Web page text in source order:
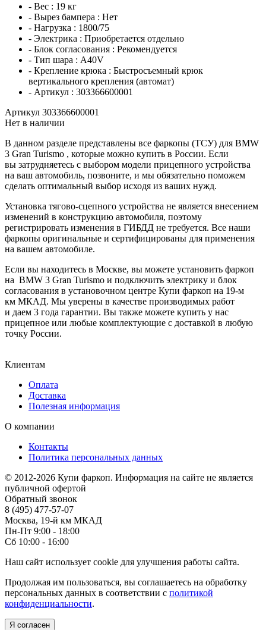
- Вес : 19 кг
- Вырез бампера : Нет
- Нагрузка : 1800/75
- Электрика : Приобретается отдельно
- Блок согласования : Рекомендуется
- Тип шара : A40V
- Крепление крюка : Быстросъемный крюк
вертикального крепления (автомат)
- Артикул : 303366600001
Артикул 303366600001
Нет в наличии
В данном разделе представлены все фаркопы (ТСУ) для BMW
3 Gran Turismo , которые можно купить в России. Если
вы затрудняетесь с выбором модели прицепного устройства
на ваш автомобиль, позвоните, и мы обязательно поможем
сделать оптимальный выбор исходя из ваших нужд.
Установка тягово-сцепного устройства не является внесением
изменений в конструкцию автомобиля, поэтому
регистрировать изменения в ГИБДД не требуется. Все наши
фаркопы оригинальные и сертифицированы для применения
на вашем автомобиле.
Если вы находитесь в Москве, вы можете установить фаркоп
на BMW 3 Gran Turismo и подключить электрику и блок
согласования в установочном центре Купи фаркоп на 19-м
км МКАД. Мы уверены в качестве производимых работ
и даем 3 года гарантии. Вы также можете купить у нас
прицепное или любые комплектующие с доставкой в любую
точку России.
Клиентам
Оплата
Доставка
Полезная информация
О компании
Контакты
Политика персональных данных
© 2012-2026 Купи фаркоп. Информация на сайте не является
публичной офертой
Обратный звонок
8 (495) 477-57-07
Москва, 19-й км МКАД
Пн-Пт 9:00 - 18:00
Сб 10:00 - 16:00
Наш сайт использует cookie для улучшения работы сайта.
Продолжая им пользоваться, вы соглашаетесь на обработку
персональных данных в соответствии с политикой
конфиденциальности.
Я согласен